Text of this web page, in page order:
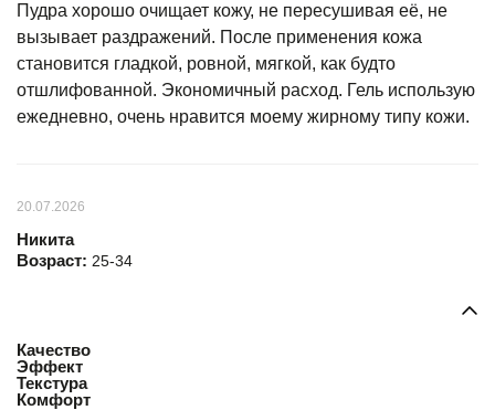
Пудра хорошо очищает кожу, не пересушивая её, не
вызывает раздражений. После применения кожа
становится гладкой, ровной, мягкой, как будто
отшлифованной. Экономичный расход. Гель использую
ежедневно, очень нравится моему жирному типу кожи.
20.07.2026
Никита
Возраст: 25-34
Качество
Эффект
Текстура
Комфорт